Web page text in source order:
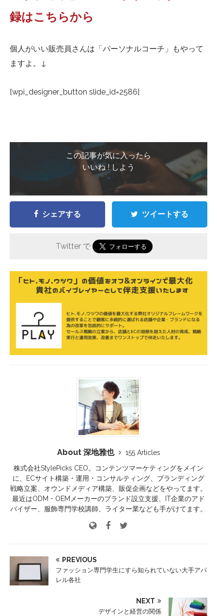
録はこちらから
個人がいい販売員さんは「パーソナルコーチ」もやって
ますよ。↓
[wpi_designer_button slide_id=2586]
この記事が気に入ったら
いいね ! しよう
シェアする ツイートする
Twitter で
About 深地雅也
155 Articles
株式会社StylePicks CEO。コンテンツマーケティングをメイン
に、ECサイト構築・運用・コンサルティング、ブランディング
戦略立案、オウンドメディア構築、販促企画などをやってます。
最近はODM・OEMメーカーのブランド設立支援、IT企業のアド
バイザー、服飾専門学校講師、ライター業なども手がけてます。
PREVIOUS
ファッション専門学生にすら知られていない大手アパ
レル各社
NEXT
デザインと経営の関係